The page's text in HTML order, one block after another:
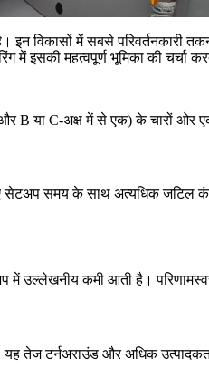
इन विकासों में सबसे परिवर्तनकारी
इसकी महत्वपूर्ण भूमिका की चर्चा
B या C-अक्ष में से एक) के चारों ओर
हुए सेटअप समय के साथ अत्यधिक
में उल्लेखनीय कमी आती है।
टर्नअराउंड और अधिक उत्पादकता